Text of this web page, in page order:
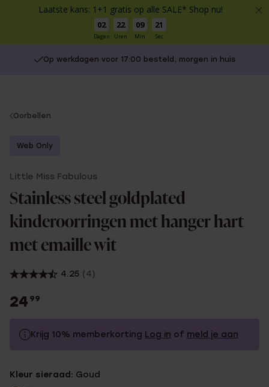
Laatste kans: 1+1 gratis op alle SALE* Shop nu!
02
Dagen
22
Uren
09
Min
21
Sec
Op werkdagen voor 17:00 besteld, morgen in huis
You
here:
Oorbellen
Web Only
Little Miss Fabulous
Stainless steel goldplated
kinderoorringen met hanger hart
met emaille wit
4.25 (4)
24 99
Krijg 10% memberkorting Log in of meld je aan
Zonder memberkorting
Kleur sieraad: Goud